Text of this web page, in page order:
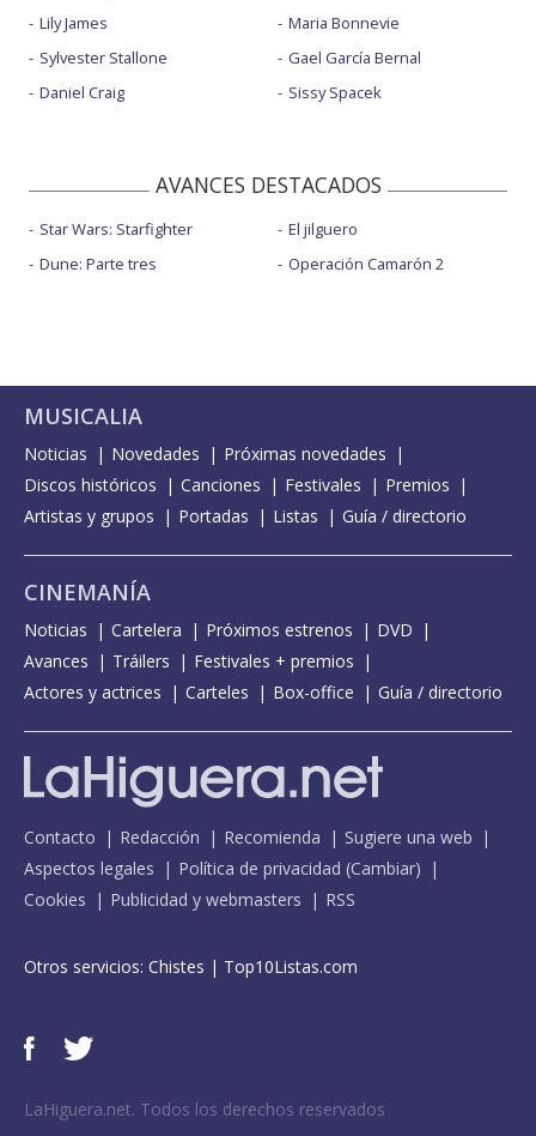
Lily James
Sylvester Stallone
Daniel Craig
Maria Bonnevie
Gael García Bernal
Sissy Spacek
AVANCES DESTACADOS
Star Wars: Starfighter
Dune: Parte tres
El jilguero
Operación Camarón 2
MUSICALIA
Noticias Novedades
Próximas novedades
Discos históricos
Canciones Festivales
Premios
Artistas y grupos
Portadas Listas Guía / directorio
CINEMANÍA
Noticias Cartelera Próximos estrenos
DVD
Avances
Tráilers
Festivales + premios
Actores y actrices
Carteles Box-office Guía / directorio
Contacto Redacción Recomienda
Sugiere una web
Aspectos legales
Política de privacidad (Cambiar)
Cookies
Publicidad y webmasters RSS
Otros servicios: Chistes | Top10Listas.com
LaHiguera.net. Todos los derechos reservados